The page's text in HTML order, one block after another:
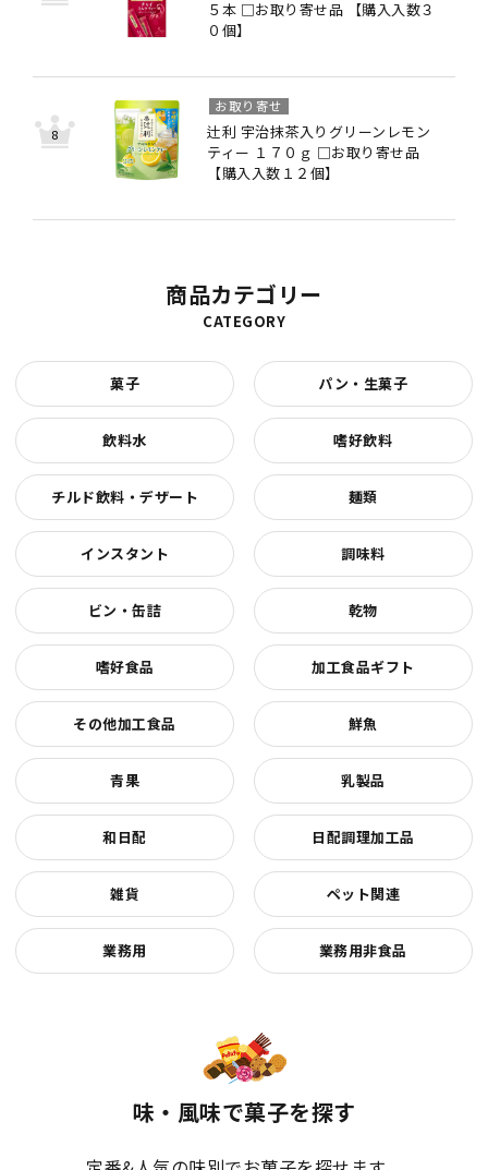
５本 □お取り寄せ品 【購入入数３
０個】
辻利 宇治抹茶入りグリーンレモン
ティー １７０ｇ □お取り寄せ品
【購入入数１２個】
お取り寄せ
商品カテゴリー
CATEGORY
菓子 パン・生菓子
飲料水 嗜好飲料
チルド飲料・デザート 麺類
インスタント 調味料
ビン・缶詰 乾物
嗜好食品 加工食品ギフト
その他加工食品 鮮魚
青果 乳製品
和日配 日配調理加工品
雑貨 ペット関連
業務用 業務用非食品
味・風味で菓子を探す